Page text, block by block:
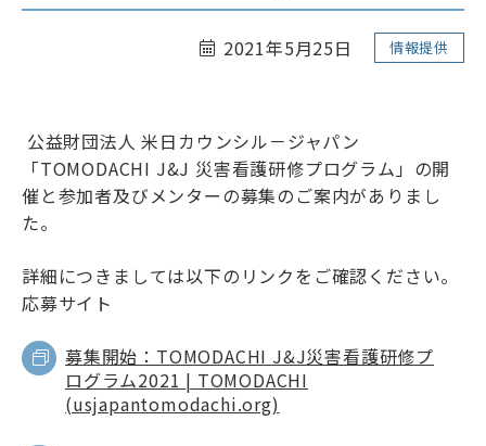
会員専用ページ
2021年5月25日 情報提供
公益財団法人 米日カウンシル－ジャパン
「TOMODACHI J&J 災害看護研修プログラム」の開
催と参加者及びメンターの募集のご案内がありまし
た。
詳細につきましては以下のリンクをご確認ください。
応募サイト
募集開始：TOMODACHI J&J災害看護研修プ
ログラム2021 | TOMODACHI
(usjapantomodachi.org)